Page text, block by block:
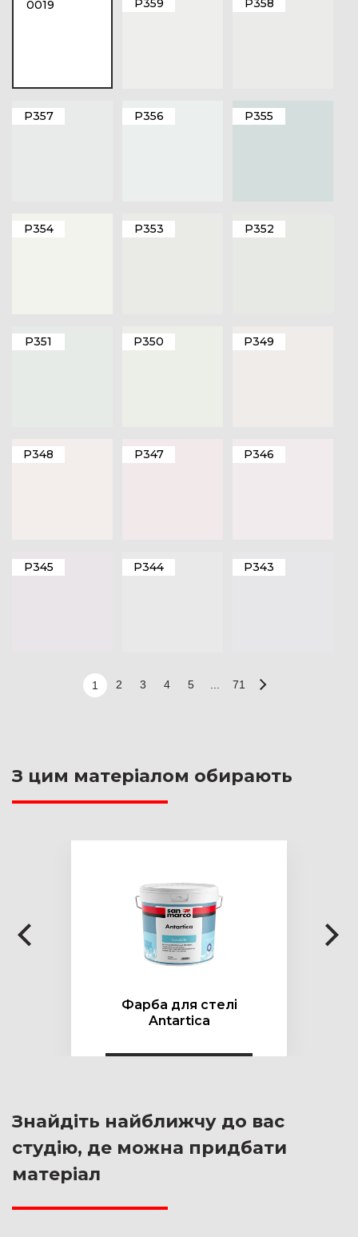
0019
P357 P356 P355
P354 P353 P352
P351 P350 P349
P348 P347 P346
P345 P344 P343
1 2 3 4 5 71
З цим матеріалом обирають
Фарба для стелі
Antartica
Знайдіть найближчу до вас
студію, де можна придбати
матеріал